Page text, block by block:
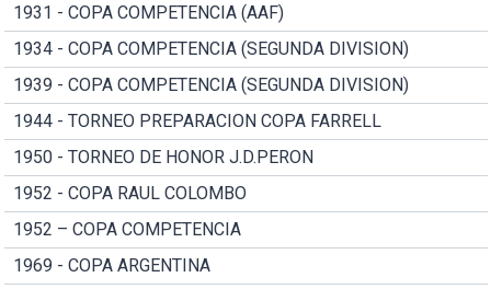
1931 - COPA COMPETENCIA (AAF)
1934 - COPA COMPETENCIA (SEGUNDA DIVISION)
1939 - COPA COMPETENCIA (SEGUNDA DIVISION)
1944 - TORNEO PREPARACION COPA FARRELL
1950 - TORNEO DE HONOR J.D.PERON
1952 - COPA RAUL COLOMBO
1952 – COPA COMPETENCIA
1969 - COPA ARGENTINA